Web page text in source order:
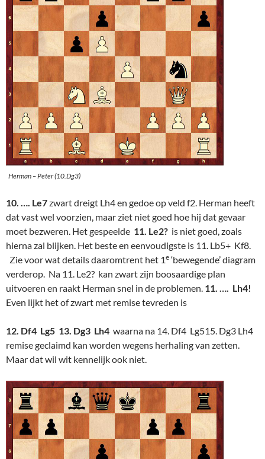
Herman – Peter (10.Dg3)
10. …. Le7zwart dreigt Lh4 en gedoe op veld f2. Herman heeft
dat vast wel voorzien, maar ziet niet goed hoe hij dat gevaar
moet bezweren. Het gespeelde 11. Le2? is niet goed, zoals
hierna zal blijken. Het beste en eenvoudigste is 11. Lb5+ Kf8.
Zie voor wat details daaromtrent het 1e ‘bewegende’ diagram
verderop. Na 11. Le2? kan zwart zijn boosaardige plan
uitvoeren en raakt Herman snel in de problemen. 11. …. Lh4!
Even lijkt het of zwart met remise tevreden is
12. Df4 Lg5 13. Dg3 Lh4 waarna na 14. Df4 Lg515. Dg3 Lh4
remise geclaimd kan worden wegens herhaling van zetten.
Maar dat wil wit kennelijk ook niet.